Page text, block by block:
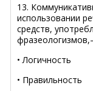
13.
использовании
средств,
• Логичность
• Правильность